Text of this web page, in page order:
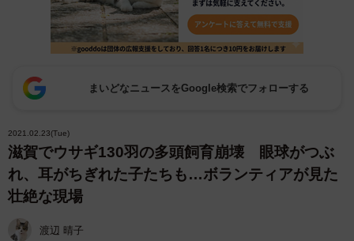
まいどなニュースをGoogle検索でフォローする
2021.02.23(Tue)
滋賀でウサギ130羽の多頭飼育崩壊 眼球がつぶ
れ、耳がちぎれた子たちも…ボランティアが見た
壮絶な現場
渡辺 晴子